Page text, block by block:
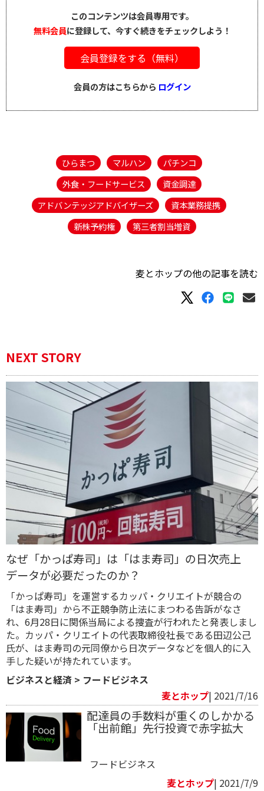
このコンテンツは会員専用です。
無料会員に登録して、今すぐ続きをチェックしよう！
会員登録をする（無料）
会員の方はこちらから ログイン
ひらまつ マルハン
パチンコ
外食・フードサービス
資金調達
アドバンテッジアドバイザーズ
資本業務提携
新株予約権
第三者割当増資
麦とホップの他の記事を読む
NEXT STORY
なぜ「かっぱ寿司」は「はま寿司」の日次売上
データが必要だったのか？
「かっぱ寿司」を運営するカッパ・クリエイトが競合の
「はま寿司」から不正競争防止法にまつわる告訴がなさ
れ、6月28日に関係当局による捜査が行われたと発表しまし
た。カッパ・クリエイトの代表取締役社長である田辺公己
氏が、はま寿司の元同僚から日次データなどを個人的に入
手した疑いが持たれています。
ビジネスと経済 > フードビジネス
麦とホップ| 2021/7/16
配達員の手数料が重くのしかかる
「出前館」先行投資で赤字拡大
フードビジネス
麦とホップ| 2021/7/9